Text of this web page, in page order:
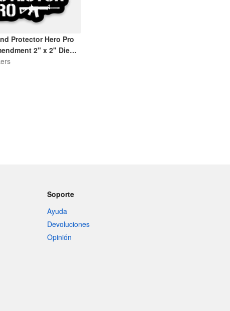
Protector Hero Pro
2" x 2" Die
Black and White
Soporte
Ayuda
Devoluciones
Opinión